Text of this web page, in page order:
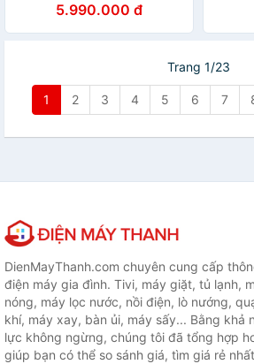
chính hãng5.990.000 đ
Trang 1/23
1 2 3 4 5 6 7
DienMayThanh.com chuyên cung cấp
điện máy gia đình. Tivi, máy giặt, tủ lạnh,
nóng, máy lọc nước, nồi điện, lò nướng,
khí, máy xay, bàn ủi, máy sấy... Bằng khả
lực không ngừng, chúng tôi đã tổng hợp
giúp bạn có thể so sánh giá, tìm giá rẻ